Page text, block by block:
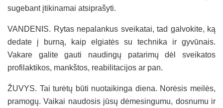
sugebant įtikinamai atsiprašyti.
VANDENIS. Rytas nepalankus sveikatai, tad galvokite, ką
dedate į burną, kaip elgiatės su technika ir gyvūnais.
Vakare galite gauti naudingų patarimų dėl sveikatos
profilaktikos, mankštos, reabilitacijos ar pan.
ŽUVYS. Tai turėtų būti nuotaikinga diena. Norėsis meilės,
pramogų. Vaikai naudosis jūsų dėmesingumu, dosnumu ir